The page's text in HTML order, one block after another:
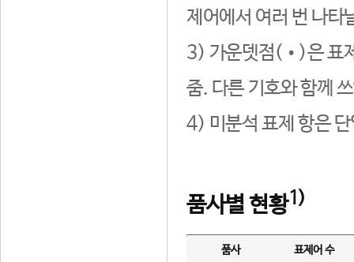
제어에서 여러 번 나타
3) 가운뎃점(•)은 표
줌. 다른 기호와 함께
4) 미분석 표제 항은
품사별 현황1)
품사 표제어 수